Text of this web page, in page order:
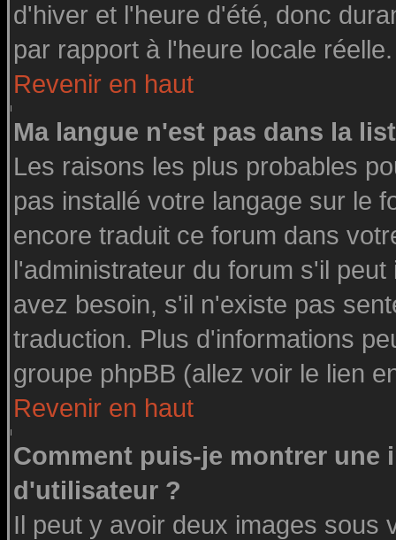
d'hiver et l'heure d'été, donc
par rapport à l'heure locale réelle.
Revenir en haut
Ma langue n'est pas dans la
Les raisons les plus probables
pas installé votre langage sur le
encore traduit ce forum dans
l'administrateur du forum s'il
avez besoin, s'il n'existe pas
traduction. Plus d'informations
groupe phpBB (allez voir le lien
Revenir en haut
Comment puis-je montrer une
d'utilisateur ?
Il peut y avoir deux images sous